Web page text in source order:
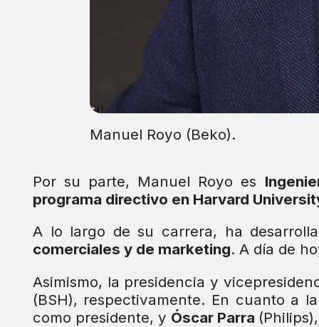
Manuel Royo (Beko).
Por su parte, Manuel Royo es
programa directivo en Harvard
A lo largo de su carrera, ha
comerciales y de marketing. A día de
Asimismo, la presidencia y
(BSH), respectivamente. En cuanto a
como presidente, y Óscar Parra